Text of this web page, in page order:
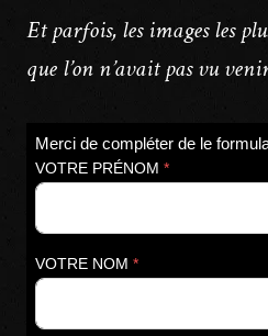
Et parfois, les images les
que l’on n’avait pas vu